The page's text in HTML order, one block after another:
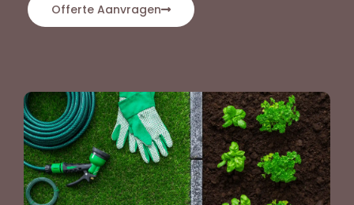
Offerte Aanvragen